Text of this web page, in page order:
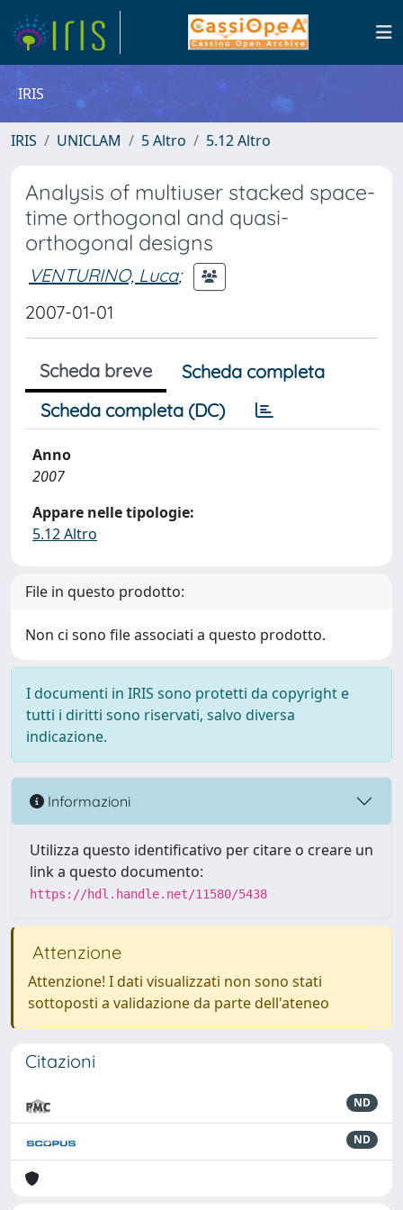
IRIS
IRIS UNICLAM 5 Altro 5.12 Altro
Analysis of multiuser stacked space-
time orthogonal and quasi-
orthogonal designs
VENTURINO, Luca;
2007-01-01
Scheda breve
Scheda completa
Scheda completa (DC)
Anno
2007
Appare nelle tipologie:
5.12 Altro
File in questo prodotto:
Non ci sono file associati a questo prodotto.
I documenti in IRIS sono protetti da copyright e
tutti i diritti sono riservati, salvo diversa
indicazione.
Informazioni
Utilizza questo identificativo per citare o creare un
link a questo documento:
https://hdl.handle.net/11580/5438
Attenzione
Attenzione! I dati visualizzati non sono stati
sottoposti a validazione da parte dell'ateneo
Citazioni
ND
ND